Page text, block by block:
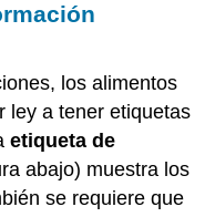
los alimentos
ley a tener etiquetas
etiqueta de
abajo) muestra los
se requiere que